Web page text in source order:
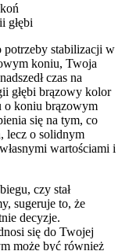
głębi
potrzeby stabilizacji w
koniu, Twoja
czas na
głębi brązowy kolor
o koniu brązowym
się na tym, co
lecz o solidnym
wartościami i
czy stał
sugeruje to, że
decyzje.
się do Twojej
może być również